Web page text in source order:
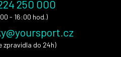
250 000
- 16:00 hod.)
zpravidla do 24h)